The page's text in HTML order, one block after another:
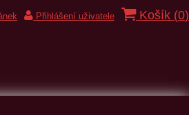
Přihlášení uživatele Košík (0)